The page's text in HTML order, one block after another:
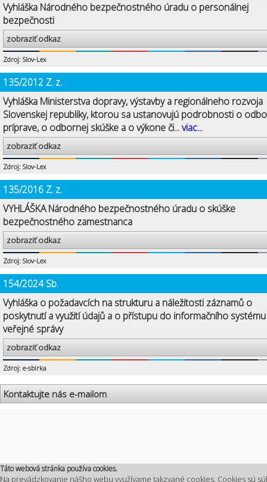
Táto webová stránka používa cookies.
Na prevádzkovanie nášho webu využívame takzvané cookies. Cookies sú
Vyhláška Národného bezpečnostného úradu o personálnej
bezpečnosti
zobraziť odkaz
Zdroj: Slov-Lex
135/2012 Z. z.
Vyhláška Ministerstva dopravy, výstavby a regionálneho rozvoja
Slovenskej republiky, ktorou sa ustanovujú podrobnosti o
príprave, o odbornej skúške a o výkone či...viac...
zobraziť odkaz
Zdroj: Slov-Lex
135/2016 Z. z.
VYHLÁŠKA Národného bezpečnostného úradu o skúške
bezpečnostného zamestnanca
zobraziť odkaz
Zdroj: Slov-Lex
154/2024 Sb.
Vyhláška o požadavcích na strukturu a náležitosti záznamů o
poskytnutí a využití údajů a o přístupu do informačního systému
veřejné správy
zobraziť odkaz
Zdroj: e-sbirka
Kontaktujte nás e-mailom